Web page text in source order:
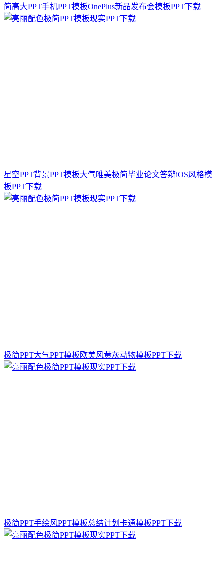
简高大PPT手机PPT模板OnePlus新品发布会模板PPT下载
星空PPT背景PPT模板大气唯美极简毕业论文答辩iOS风格模
板PPT下载
极简PPT大气PPT模板欧美风黄灰动物模板PPT下载
极简PPT手绘风PPT模板总结计划卡通模板PPT下载